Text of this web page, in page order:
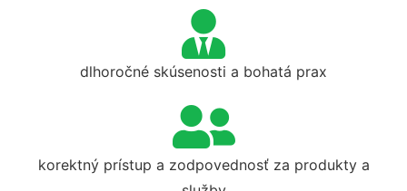
dlhoročné skúsenosti a bohatá prax
korektný prístup a zodpovednosť za produkty a